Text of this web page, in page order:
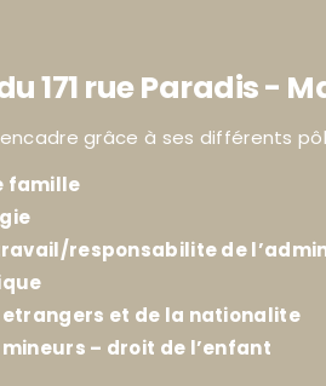
171 rue Paradis -
grâce à ses différents
famille
responsabilite de
etrangers et de la nationalite
– droit de l’enfant